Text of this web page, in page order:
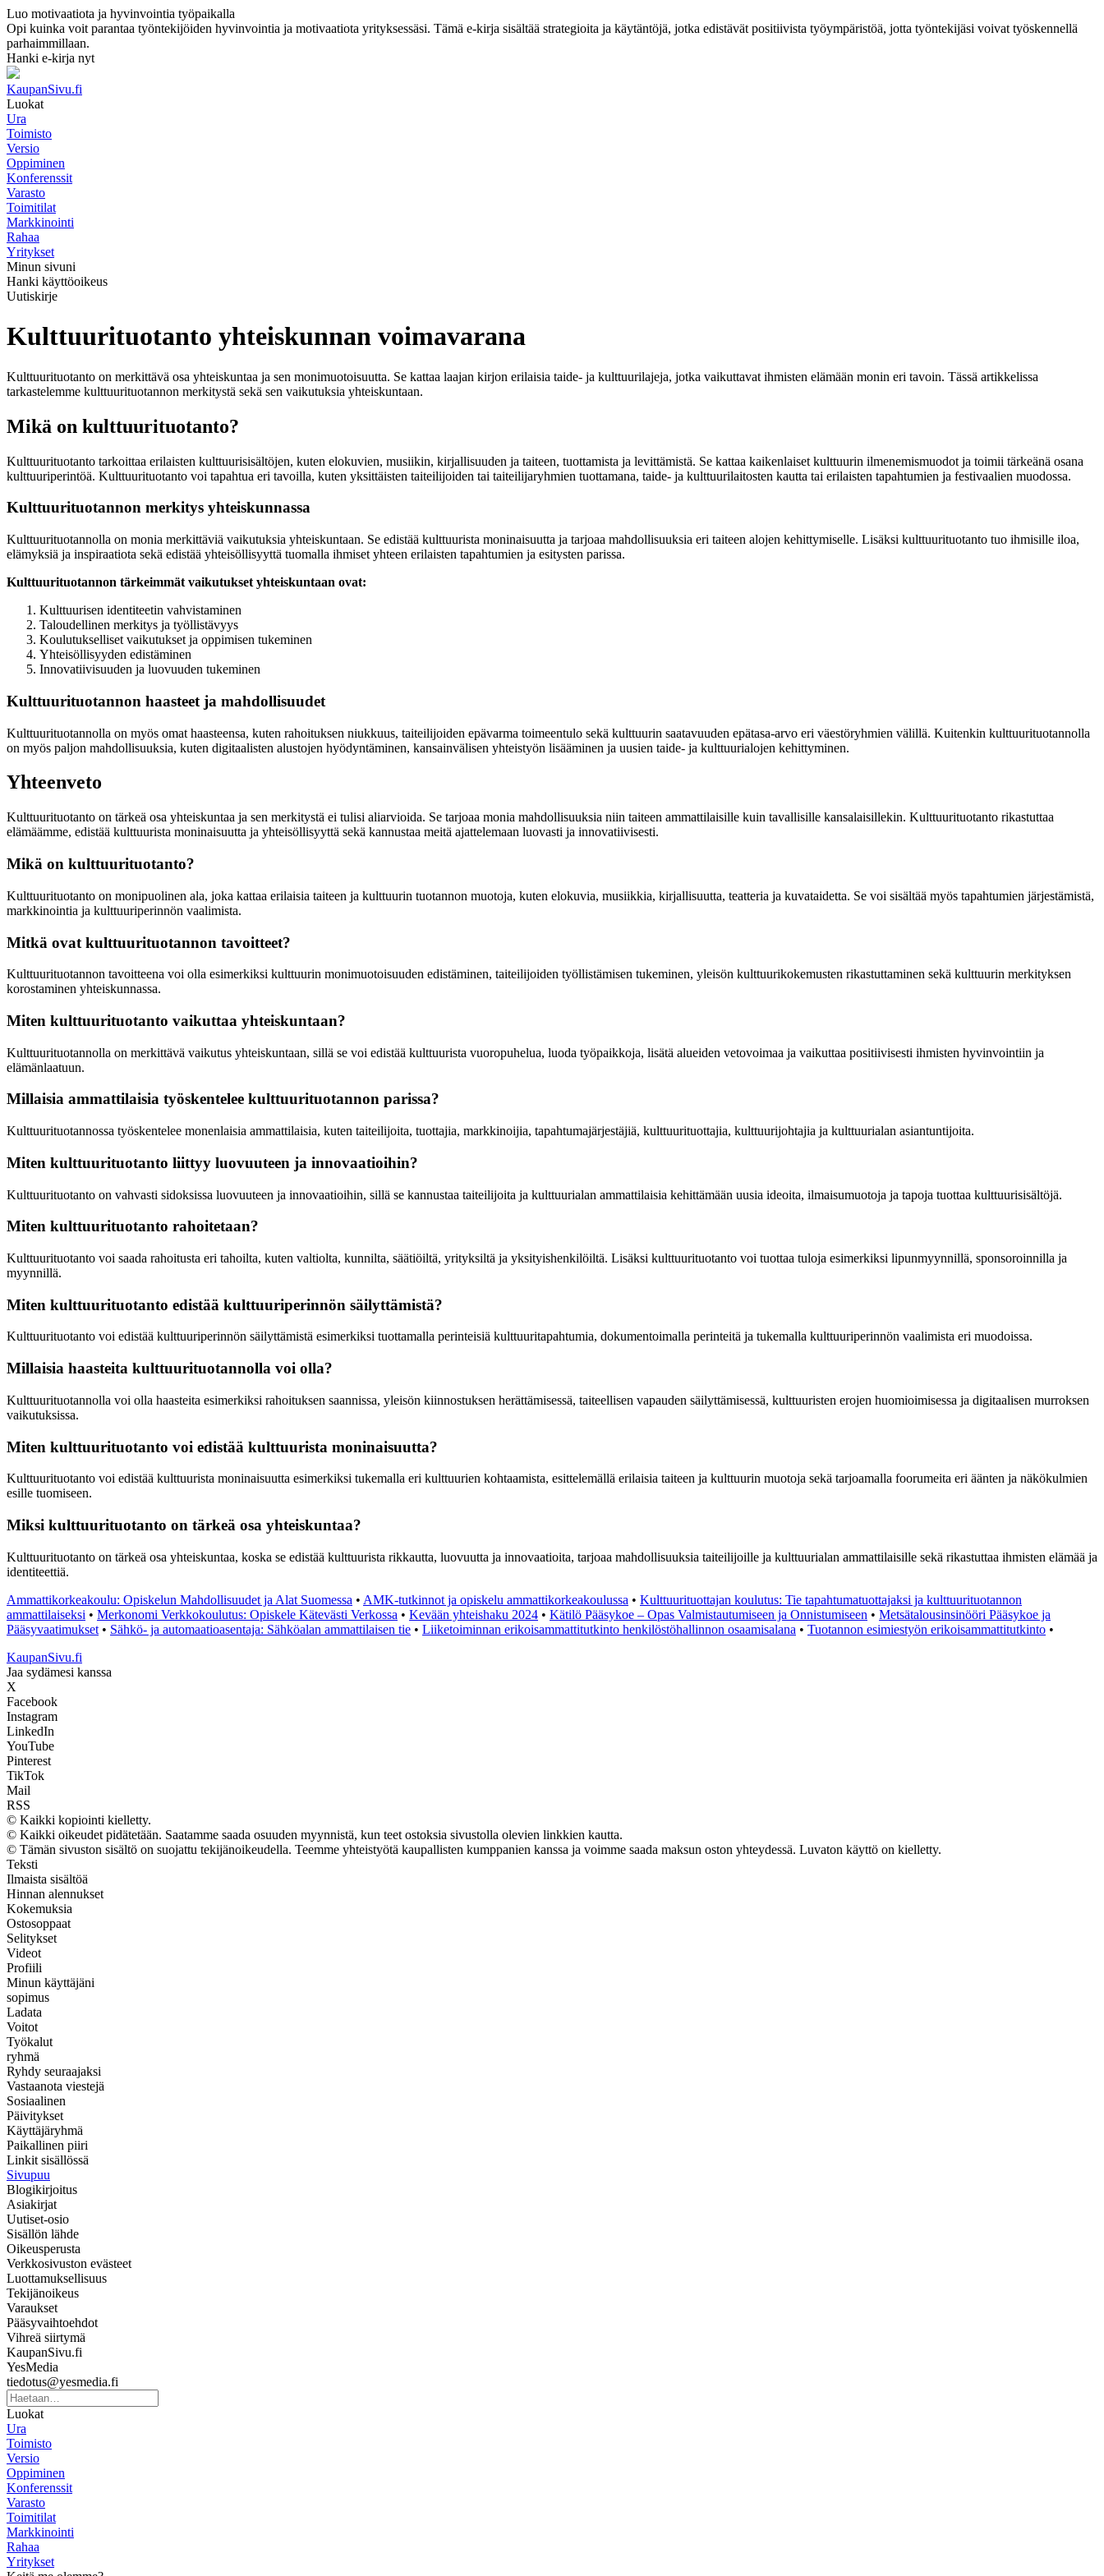
Luo motivaatiota ja hyvinvointia työpaikalla
Opi kuinka voit parantaa työntekijöiden hyvinvointia ja motivaatiota yrityksessäsi. Tämä e-kirja sisältää strategioita ja käytäntöjä, jotka edistävät positiivista työympäristöä, jotta työntekijäsi voivat työskennellä
parhaimmillaan.
Hanki e-kirja nyt
KaupanSivu.fi
Luokat
Ura
Toimisto
Versio
Oppiminen
Konferenssit
Varasto
Toimitilat
Markkinointi
Rahaa
Yritykset
Minun sivuni
Hanki käyttöoikeus
Uutiskirje
Kulttuurituotanto yhteiskunnan voimavarana
Kulttuurituotanto on merkittävä osa yhteiskuntaa ja sen monimuotoisuutta. Se kattaa laajan kirjon erilaisia taide- ja kulttuurilajeja, jotka vaikuttavat ihmisten elämään monin eri tavoin. Tässä artikkelissa
tarkastelemme kulttuurituotannon merkitystä sekä sen vaikutuksia yhteiskuntaan.
Mikä on kulttuurituotanto?
Kulttuurituotanto tarkoittaa erilaisten kulttuurisisältöjen, kuten elokuvien, musiikin, kirjallisuuden ja taiteen, tuottamista ja levittämistä. Se kattaa kaikenlaiset kulttuurin ilmenemismuodot ja toimii tärkeänä osana
kulttuuriperintöä. Kulttuurituotanto voi tapahtua eri tavoilla, kuten yksittäisten taiteilijoiden tai taiteilijaryhmien tuottamana, taide- ja kulttuurilaitosten kautta tai erilaisten tapahtumien ja festivaalien muodossa.
Kulttuurituotannon merkitys yhteiskunnassa
Kulttuurituotannolla on monia merkittäviä vaikutuksia yhteiskuntaan. Se edistää kulttuurista moninaisuutta ja tarjoaa mahdollisuuksia eri taiteen alojen kehittymiselle. Lisäksi kulttuurituotanto tuo ihmisille iloa,
elämyksiä ja inspiraatiota sekä edistää yhteisöllisyyttä tuomalla ihmiset yhteen erilaisten tapahtumien ja esitysten parissa.
Kulttuurituotannon tärkeimmät vaikutukset yhteiskuntaan ovat:
Kulttuurisen identiteetin vahvistaminen
Taloudellinen merkitys ja työllistävyys
Koulutukselliset vaikutukset ja oppimisen tukeminen
Yhteisöllisyyden edistäminen
Innovatiivisuuden ja luovuuden tukeminen
Kulttuurituotannon haasteet ja mahdollisuudet
Kulttuurituotannolla on myös omat haasteensa, kuten rahoituksen niukkuus, taiteilijoiden epävarma toimeentulo sekä kulttuurin saatavuuden epätasa-arvo eri väestöryhmien välillä. Kuitenkin kulttuurituotannolla
on myös paljon mahdollisuuksia, kuten digitaalisten alustojen hyödyntäminen, kansainvälisen yhteistyön lisääminen ja uusien taide- ja kulttuurialojen kehittyminen.
Yhteenveto
Kulttuurituotanto on tärkeä osa yhteiskuntaa ja sen merkitystä ei tulisi aliarvioida. Se tarjoaa monia mahdollisuuksia niin taiteen ammattilaisille kuin tavallisille kansalaisillekin. Kulttuurituotanto rikastuttaa
elämäämme, edistää kulttuurista moninaisuutta ja yhteisöllisyyttä sekä kannustaa meitä ajattelemaan luovasti ja innovatiivisesti.
Mikä on kulttuurituotanto?
Kulttuurituotanto on monipuolinen ala, joka kattaa erilaisia taiteen ja kulttuurin tuotannon muotoja, kuten elokuvia, musiikkia, kirjallisuutta, teatteria ja kuvataidetta. Se voi sisältää myös tapahtumien järjestämistä,
markkinointia ja kulttuuriperinnön vaalimista.
Mitkä ovat kulttuurituotannon tavoitteet?
Kulttuurituotannon tavoitteena voi olla esimerkiksi kulttuurin monimuotoisuuden edistäminen, taiteilijoiden työllistämisen tukeminen, yleisön kulttuurikokemusten rikastuttaminen sekä kulttuurin merkityksen
korostaminen yhteiskunnassa.
Miten kulttuurituotanto vaikuttaa yhteiskuntaan?
Kulttuurituotannolla on merkittävä vaikutus yhteiskuntaan, sillä se voi edistää kulttuurista vuoropuhelua, luoda työpaikkoja, lisätä alueiden vetovoimaa ja vaikuttaa positiivisesti ihmisten hyvinvointiin ja
elämänlaatuun.
Millaisia ammattilaisia työskentelee kulttuurituotannon parissa?
Kulttuurituotannossa työskentelee monenlaisia ammattilaisia, kuten taiteilijoita, tuottajia, markkinoijia, tapahtumajärjestäjiä, kulttuurituottajia, kulttuurijohtajia ja kulttuurialan asiantuntijoita.
Miten kulttuurituotanto liittyy luovuuteen ja innovaatioihin?
Kulttuurituotanto on vahvasti sidoksissa luovuuteen ja innovaatioihin, sillä se kannustaa taiteilijoita ja kulttuurialan ammattilaisia kehittämään uusia ideoita, ilmaisumuotoja ja tapoja tuottaa kulttuurisisältöjä.
Miten kulttuurituotanto rahoitetaan?
Kulttuurituotanto voi saada rahoitusta eri tahoilta, kuten valtiolta, kunnilta, säätiöiltä, yrityksiltä ja yksityishenkilöiltä. Lisäksi kulttuurituotanto voi tuottaa tuloja esimerkiksi lipunmyynnillä, sponsoroinnilla ja
myynnillä.
Miten kulttuurituotanto edistää kulttuuriperinnön säilyttämistä?
Kulttuurituotanto voi edistää kulttuuriperinnön säilyttämistä esimerkiksi tuottamalla perinteisiä kulttuuritapahtumia, dokumentoimalla perinteitä ja tukemalla kulttuuriperinnön vaalimista eri muodoissa.
Millaisia haasteita kulttuurituotannolla voi olla?
Kulttuurituotannolla voi olla haasteita esimerkiksi rahoituksen saannissa, yleisön kiinnostuksen herättämisessä, taiteellisen vapauden säilyttämisessä, kulttuuristen erojen huomioimisessa ja digitaalisen murroksen
vaikutuksissa.
Miten kulttuurituotanto voi edistää kulttuurista moninaisuutta?
Kulttuurituotanto voi edistää kulttuurista moninaisuutta esimerkiksi tukemalla eri kulttuurien kohtaamista, esittelemällä erilaisia taiteen ja kulttuurin muotoja sekä tarjoamalla foorumeita eri äänten ja näkökulmien
esille tuomiseen.
Miksi kulttuurituotanto on tärkeä osa yhteiskuntaa?
Kulttuurituotanto on tärkeä osa yhteiskuntaa, koska se edistää kulttuurista rikkautta, luovuutta ja innovaatioita, tarjoaa mahdollisuuksia taiteilijoille ja kulttuurialan ammattilaisille sekä rikastuttaa ihmisten elämää ja
identiteettiä.
Ammattikorkeakoulu: Opiskelun Mahdollisuudet ja Alat Suomessa • AMK-tutkinnot ja opiskelu ammattikorkeakoulussa • Kulttuurituottajan koulutus: Tie tapahtumatuottajaksi ja kulttuurituotannon
ammattilaiseksi • Merkonomi Verkkokoulutus: Opiskele Kätevästi Verkossa • Kevään yhteishaku 2024 • Kätilö Pääsykoe – Opas Valmistautumiseen ja Onnistumiseen • Metsätalousinsinööri Pääsykoe ja
Pääsyvaatimukset • Sähkö- ja automaatioasentaja: Sähköalan ammattilaisen tie • Liiketoiminnan erikoisammattitutkinto henkilöstöhallinnon osaamisalana • Tuotannon esimiestyön erikoisammattitutkinto •
KaupanSivu.fi
Jaa sydämesi kanssa
X
Facebook
Instagram
LinkedIn
YouTube
Pinterest
TikTok
Mail
RSS
© Kaikki kopiointi kielletty.
© Kaikki oikeudet pidätetään. Saatamme saada osuuden myynnistä, kun teet ostoksia sivustolla olevien linkkien kautta.
© Tämän sivuston sisältö on suojattu tekijänoikeudella. Teemme yhteistyötä kaupallisten kumppanien kanssa ja voimme saada maksun oston yhteydessä. Luvaton käyttö on kielletty.
Teksti
Ilmaista sisältöä
Hinnan alennukset
Kokemuksia
Ostosoppaat
Selitykset
Videot
Profiili
Minun käyttäjäni
sopimus
Ladata
Voitot
Työkalut
ryhmä
Ryhdy seuraajaksi
Vastaanota viestejä
Sosiaalinen
Päivitykset
Käyttäjäryhmä
Paikallinen piiri
Linkit sisällössä
Sivupuu
Blogikirjoitus
Asiakirjat
Uutiset-osio
Sisällön lähde
Oikeusperusta
Verkkosivuston evästeet
Luottamuksellisuus
Tekijänoikeus
Varaukset
Pääsyvaihtoehdot
Vihreä siirtymä
KaupanSivu.fi
YesMedia
tiedotus@yesmedia.fi
Luokat
Ura
Toimisto
Versio
Oppiminen
Konferenssit
Varasto
Toimitilat
Markkinointi
Rahaa
Yritykset